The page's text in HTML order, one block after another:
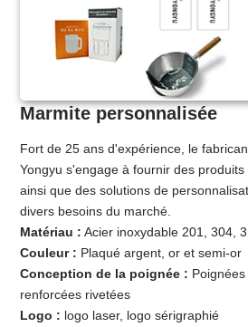
Marmite personnalisée
Fort de 25 ans d'expérience, le
Yongyu s'engage à fournir des produits
ainsi que des solutions de
divers besoins du marché.
Matériau : Acier inoxydable 201, 304,
Couleur : Plaqué argent, or et semi-or
Conception de la poignée :
renforcées rivetées
Logo : logo laser, logo sérigraphié